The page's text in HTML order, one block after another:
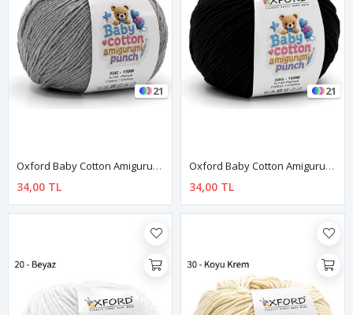
21
Oxford Baby Cotton Amigurumi Punch 50 Gr 150 M No:210 Gri
34,00 TL
21
Oxford Baby Cotton Amigurumi Punch 50 Gr 150 M No:010 Siyah
34,00 TL